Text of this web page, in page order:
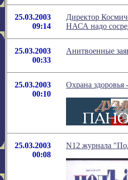
25.03.2003
09:14
Директор
НАСА надо
25.03.2003
00:33
Анитвоенные
25.03.2003
00:10
Охрана здоровья
25.03.2003
00:08
N12 журнала